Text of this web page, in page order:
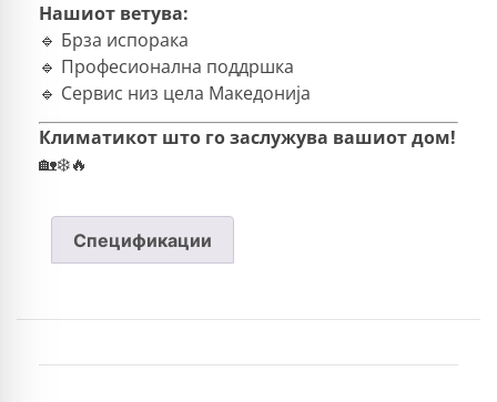
Нашиот ветува:
🔹 Брза испорака
🔹 Професионална поддршка
🔹 Сервис низ цела Македонија
Климатикот што го заслужува вашиот дом!
🏡❄️🔥
Спецификации